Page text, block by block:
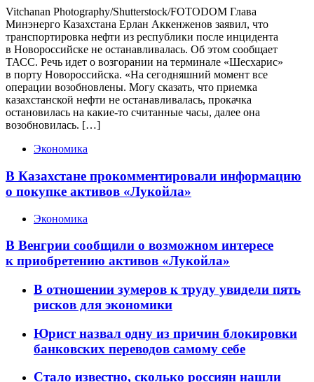
Vitchanan Photography/Shutterstock/FOTODOM Глава
Минэнерго Казахстана Ерлан Аккенженов заявил, что
транспортировка нефти из республики после инцидента
в Новороссийске не останавливалась. Об этом сообщает
ТАСС. Речь идет о возгорании на терминале «Шесхарис»
в порту Новороссийска. «На сегодняшний момент все
операции возобновлены. Могу сказать, что приемка
казахстанской нефти не останавливалась, прокачка
остановилась на какие-то считанные часы, далее она
возобновилась. […]
Экономика
В Казахстане прокомментировали информацию
о покупке активов «Лукойла»
Экономика
В Венгрии сообщили о возможном интересе
к приобретению активов «Лукойла»
В отношении зумеров к труду увидели пять
рисков для экономики
Юрист назвал одну из причин блокировки
банковских переводов самому себе
Стало известно, сколько россиян нашли